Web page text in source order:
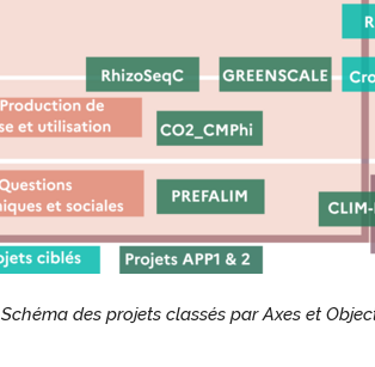
Schéma des projets classés par Axes et